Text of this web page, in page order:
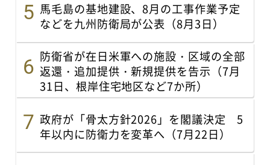
馬毛島の基地建設、8月の工事作業予定
などを九州防衛局が公表（8月3日）
防衛省が在日米軍への施設・区域の全部
返還・追加提供・新規提供を告示（7月
31日、根岸住宅地区など7か所）
政府が「骨太方針2026」を閣議決定 5
年以内に防衛力を変革へ（7月22日）